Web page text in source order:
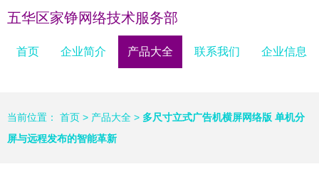
五华区家铮网络技术服务部
首页 企业简介 产品大全 联系我们 企业信息
当前位置： 首页 > 产品大全 > 多尺寸立式广告机横屏网络版 单机分
屏与远程发布的智能革新